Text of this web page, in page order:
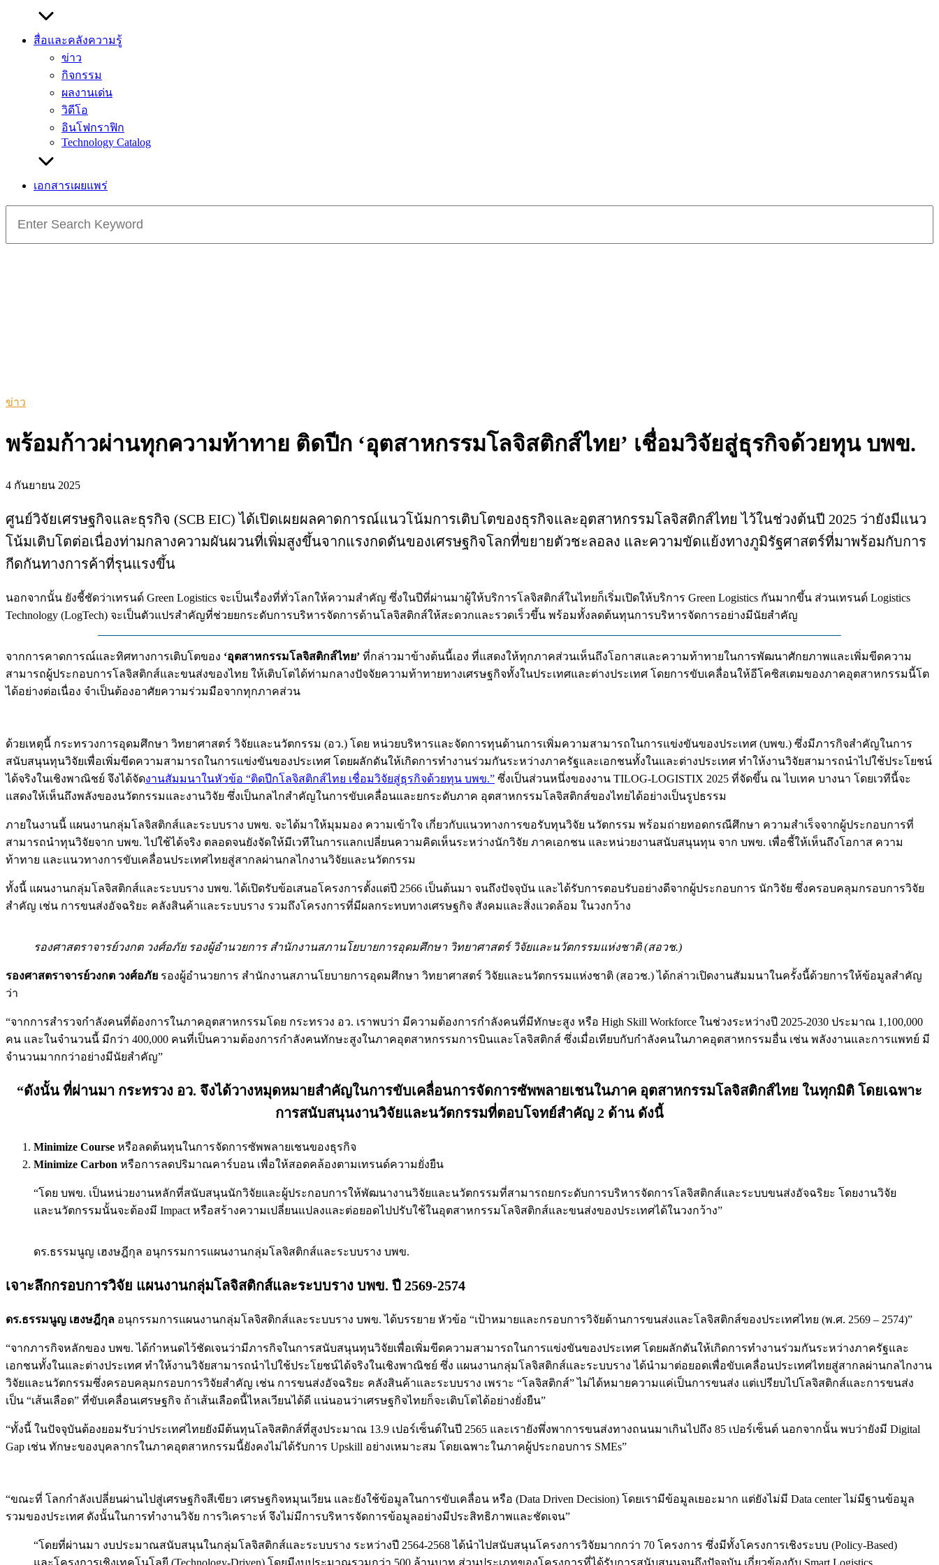
สื่อและคลังความรู้
ข่าว
กิจกรรม
ผลงานเด่น
วิดีโอ
อินโฟกราฟิก
Technology Catalog
เอกสารเผยแพร่
for:
ข่าว
พร้อมก้าวผ่านทุกความท้าทาย ติดปีก ‘อุตสาหกรรมโลจิสติกส์ไทย’ เชื่อมวิจัยสู่ธุรกิจด้วยทุน บพข.
4 กันยายน 2025
ศูนย์วิจัยเศรษฐกิจและธุรกิจ (SCB EIC) ได้เปิดเผยผลคาดการณ์แนวโน้มการเติบโตของธุรกิจและอุตสาหกรรมโลจิสติกส์ไทย ไว้ในช่วงต้นปี 2025 ว่ายังมีแนว
โน้มเติบโตต่อเนื่องท่ามกลางความผันผวนที่เพิ่มสูงขึ้นจากแรงกดดันของเศรษฐกิจโลกที่ขยายตัวชะลอลง และความขัดแย้งทางภูมิรัฐศาสตร์ที่มาพร้อมกับการ
กีดกันทางการค้าที่รุนแรงขึ้น
นอกจากนั้น ยังชี้ชัดว่าเทรนด์ Green Logistics จะเป็นเรื่องที่ทั่วโลกให้ความสำคัญ ซึ่งในปีที่ผ่านมาผู้ให้บริการโลจิสติกส์ในไทยก็เริ่มเปิดให้บริการ Green Logistics กันมากขึ้น ส่วนเทรนด์ Logistics
Technology (LogTech) จะเป็นตัวแปรสำคัญที่ช่วยยกระดับการบริหารจัดการด้านโลจิสติกส์ให้สะดวกและรวดเร็วขึ้น พร้อมทั้งลดต้นทุนการบริหารจัดการอย่างมีนัยสำคัญ
จากการคาดการณ์และทิศทางการเติบโตของ ‘อุตสาหกรรมโลจิสติกส์ไทย’ ที่กล่าวมาข้างต้นนี้เอง ที่แสดงให้ทุกภาคส่วนเห็นถึงโอกาสและความท้าทายในการพัฒนาศักยภาพและเพิ่มขีดความ
สามารถผู้ประกอบการโลจิสติกส์และขนส่งของไทย ให้เติบโตได้ท่ามกลางปัจจัยความท้าทายทางเศรษฐกิจทั้งในประเทศและต่างประเทศ โดยการขับเคลื่อนให้อีโคซิสเตมของภาคอุตสาหกรรมนี้โต
ได้อย่างต่อเนื่อง จำเป็นต้องอาศัยความร่วมมือจากทุกภาคส่วน
ด้วยเหตุนี้ กระทรวงการอุดมศึกษา วิทยาศาสตร์ วิจัยและนวัตกรรม (อว.) โดย หน่วยบริหารและจัดการทุนด้านการเพิ่มความสามารถในการแข่งขันของประเทศ (บพข.) ซึ่งมีภารกิจสำคัญในการ
สนับสนุนทุนวิจัยเพื่อเพิ่มขีดความสามารถในการแข่งขันของประเทศ โดยผลักดันให้เกิดการทำงานร่วมกันระหว่างภาครัฐและเอกชนทั้งในและต่างประเทศ ทำให้งานวิจัยสามารถนำไปใช้ประโยชน์
ได้จริงในเชิงพาณิชย์ จึงได้จัดงานสัมมนาในหัวข้อ “ติดปีกโลจิสติกส์ไทย เชื่อมวิจัยสู่ธุรกิจด้วยทุน บพข.” ซึ่งเป็นส่วนหนึ่งของงาน TILOG-LOGISTIX 2025 ที่จัดขึ้น ณ ไบเทค บางนา โดยเวทีนี้จะ
แสดงให้เห็นถึงพลังของนวัตกรรมและงานวิจัย ซึ่งเป็นกลไกสำคัญในการขับเคลื่อนและยกระดับภาค อุตสาหกรรมโลจิสติกส์ของไทยได้อย่างเป็นรูปธรรม
ภายในงานนี้ แผนงานกลุ่มโลจิสติกส์และระบบราง บพข. จะได้มาให้มุมมอง ความเข้าใจ เกี่ยวกับแนวทางการขอรับทุนวิจัย นวัตกรรม พร้อมถ่ายทอดกรณีศึกษา ความสำเร็จจากผู้ประกอบการที่
สามารถนำทุนวิจัยจาก บพข. ไปใช้ได้จริง ตลอดจนยังจัดให้มีเวทีในการแลกเปลี่ยนความคิดเห็นระหว่างนักวิจัย ภาคเอกชน และหน่วยงานสนับสนุนทุน จาก บพข. เพื่อชี้ให้เห็นถึงโอกาส ความ
ท้าทาย และแนวทางการขับเคลื่อนประเทศไทยสู่สากลผ่านกลไกงานวิจัยและนวัตกรรม
ทั้งนี้ แผนงานกลุ่มโลจิสติกส์และระบบราง บพข. ได้เปิดรับข้อเสนอโครงการตั้งแต่ปี 2566 เป็นต้นมา จนถึงปัจจุบัน และได้รับการตอบรับอย่างดีจากผู้ประกอบการ นักวิจัย ซึ่งครอบคลุมกรอบการวิจัย
สำคัญ เช่น การขนส่งอัจฉริยะ คลังสินค้าและระบบราง รวมถึงโครงการที่มีผลกระทบทางเศรษฐกิจ สังคมและสิ่งแวดล้อม ในวงกว้าง
รองศาสตราจารย์วงกต วงศ์อภัย รองผู้อำนวยการ สำนักงานสภานโยบายการอุดมศึกษา วิทยาศาสตร์ วิจัยและนวัตกรรมแห่งชาติ (สอวช.)
รองศาสตราจารย์วงกต วงศ์อภัย รองผู้อำนวยการ สำนักงานสภานโยบายการอุดมศึกษา วิทยาศาสตร์ วิจัยและนวัตกรรมแห่งชาติ (สอวช.) ได้กล่าวเปิดงานสัมมนาในครั้งนี้ด้วยการให้ข้อมูลสำคัญ
ว่า
“จากการสำรวจกำลังคนที่ต้องการในภาคอุตสาหกรรมโดย กระทรวง อว. เราพบว่า มีความต้องการกำลังคนที่มีทักษะสูง หรือ High Skill Workforce ในช่วงระหว่างปี 2025-2030 ประมาณ 1,100,000
คน และในจำนวนนี้ มีกว่า 400,000 คนที่เป็นความต้องการกำลังคนทักษะสูงในภาคอุตสาหกรรมการบินและโลจิสติกส์ ซึ่งเมื่อเทียบกับกำลังคนในภาคอุตสาหกรรมอื่น เช่น พลังงานและการแพทย์ มี
จำนวนมากกว่าอย่างมีนัยสำคัญ”
“ดังนั้น ที่ผ่านมา กระทรวง อว. จึงได้วางหมุดหมายสำคัญในการขับเคลื่อนการจัดการซัพพลายเชนในภาค อุตสาหกรรมโลจิสติกส์ไทย ในทุกมิติ โดยเฉพาะ
การสนับสนุนงานวิจัยและนวัตกรรมที่ตอบโจทย์สำคัญ 2 ด้าน ดังนี้
Minimize Course หรือลดต้นทุนในการจัดการซัพพลายเชนของธุรกิจ
Minimize Carbon หรือการลดปริมาณคาร์บอน เพื่อให้สอดคล้องตามเทรนด์ความยั่งยืน
“โดย บพข. เป็นหน่วยงานหลักที่สนับสนุนนักวิจัยและผู้ประกอบการให้พัฒนางานวิจัยและนวัตกรรมที่สามารถยกระดับการบริหารจัดการโลจิสติกส์และระบบขนส่งอัจฉริยะ โดยงานวิจัย
และนวัตกรรมนั้นจะต้องมี Impact หรือสร้างความเปลี่ยนแปลงและต่อยอดไปปรับใช้ในอุตสาหกรรมโลจิสติกส์และขนส่งของประเทศได้ในวงกว้าง”
ดร.ธรรมนูญ เฮงษฎีกุล อนุกรรมการแผนงานกลุ่มโลจิสติกส์และระบบราง บพข.
เจาะลึกกรอบการวิจัย แผนงานกลุ่มโลจิสติกส์และระบบราง บพข. ปี 2569-2574
ดร.ธรรมนูญ เฮงษฎีกุล อนุกรรมการแผนงานกลุ่มโลจิสติกส์และระบบราง บพข. ได้บรรยาย หัวข้อ “เป้าหมายและกรอบการวิจัยด้านการขนส่งและโลจิสติกส์ของประเทศไทย (พ.ศ. 2569 – 2574)”
“จากภารกิจหลักของ บพข. ได้กำหนดไว้ชัดเจนว่ามีภารกิจในการสนับสนุนทุนวิจัยเพื่อเพิ่มขีดความสามารถในการแข่งขันของประเทศ โดยผลักดันให้เกิดการทำงานร่วมกันระหว่างภาครัฐและ
เอกชนทั้งในและต่างประเทศ ทำให้งานวิจัยสามารถนำไปใช้ประโยชน์ได้จริงในเชิงพาณิชย์ ซึ่ง แผนงานกลุ่มโลจิสติกส์และระบบราง ได้นำมาต่อยอดเพื่อขับเคลื่อนประเทศไทยสู่สากลผ่านกลไกงาน
วิจัยและนวัตกรรมซึ่งครอบคลุมกรอบการวิจัยสำคัญ เช่น การขนส่งอัจฉริยะ คลังสินค้าและระบบราง เพราะ “โลจิสติกส์” ไม่ได้หมายความแค่เป็นการขนส่ง แต่เปรียบไปโลจิสติกส์และการขนส่ง
เป็น “เส้นเลือด” ที่ขับเคลื่อนเศรษฐกิจ ถ้าเส้นเลือดนี้ไหลเวียนได้ดี แน่นอนว่าเศรษฐกิจไทยก็จะเติบโตได้อย่างยั่งยืน”
“ทั้งนี้ ในปัจจุบันต้องยอมรับว่าประเทศไทยยังมีต้นทุนโลจิสติกส์ที่สูงประมาณ 13.9 เปอร์เซ็นต์ในปี 2565 และเรายังพึ่งพาการขนส่งทางถนนมาเกินไปถึง 85 เปอร์เซ็นต์ นอกจากนั้น พบว่ายังมี Digital
Gap เช่น ทักษะของบุคลากรในภาคอุตสาหกรรมนี้ยังคงไม่ได้รับการ Upskill อย่างเหมาะสม โดยเฉพาะในภาคผู้ประกอบการ SMEs”
“ขณะที่ โลกกำลังเปลี่ยนผ่านไปสู่เศรษฐกิจสีเขียว เศรษฐกิจหมุนเวียน และยังใช้ข้อมูลในการขับเคลื่อน หรือ (Data Driven Decision) โดยเรามีข้อมูลเยอะมาก แต่ยังไม่มี Data center ไม่มีฐานข้อมูล
รวมของประเทศ ดังนั้นในการทำงานวิจัย การวิเคราะห์ จึงไม่มีการบริหารจัดการข้อมูลอย่างมีประสิทธิภาพและชัดเจน”
“โดยที่ผ่านมา งบประมาณสนับสนุนในกลุ่มโลจิสติกส์และระบบราง ระหว่างปี 2564-2568 ได้นำไปสนับสนุนโครงการวิจัยมากกว่า 70 โครงการ ซึ่งมีทั้งโครงการเชิงระบบ (Policy-Based)
และโครงการเชิงเทคโนโลยี (Technology-Driven) โดยมีงบประมาณรวมกว่า 500 ล้านบาท ส่วนประเภทของโครงการที่ได้รับการสนับสนุนจนถึงปัจจุบัน เกี่ยวข้องกับ Smart Logistics